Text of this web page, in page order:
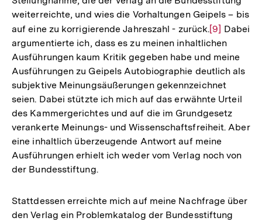
weiterreichte, und wies die Vorhaltungen Geipels – bis
auf eine zu korrigierende Jahreszahl - zurück.Zur
Auflösung
der
Fußnote
[9] Dabei
argumentierte ich, dass es zu meinen inhaltlichen
Ausführungen kaum Kritik gegeben habe und meine
Ausführungen zu Geipels Autobiographie deutlich als
subjektive Meinungsäußerungen gekennzeichnet
seien. Dabei stützte ich mich auf das erwähnte Urteil
des Kammergerichtes und auf die im Grundgesetz
verankerte Meinungs- und Wissenschaftsfreiheit. Aber
eine inhaltlich überzeugende Antwort auf meine
Ausführungen erhielt ich weder vom Verlag noch von
der Bundesstiftung.
Stattdessen erreichte mich auf meine Nachfrage über
den Verlag ein Problemkatalog der Bundesstiftung